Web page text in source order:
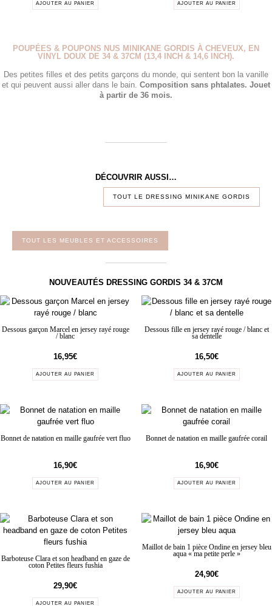
AJOUTER AU PANIER AJOUTER AU PANIER
POUPÉES & POUPONS NUS MINIKANE GORDIS À CHEVEUX, EN
VINYL DOUX DE 34 & 37CM (13,4 INCH & 14,6 INCH).
Des petites filles et des petits garçons du monde, qui sentent bon la vanille
et qui peuvent aussi aller dans le bain. Composition sans phtalates. Jouet
à partir de 36 mois.
DÉCOUVRIR AUSSI…
TOUT LE DRESSING MINIKANE GORDIS
TOUT LES MEUBLES ET ACCESSOIRES
NOUVEAUTÉS DRESSING GORDIS 34 & 37CM
Dessous garçon Marcel en jersey rayé rouge
/ blanc
16,95€
AJOUTER AU PANIER
Dessous fille en jersey rayé rouge / blanc et
sa dentelle
16,50€
AJOUTER AU PANIER
Bonnet de natation en maille gaufrée vert fluo
16,90€
AJOUTER AU PANIER
Bonnet de natation en maille gaufrée corail
16,90€
AJOUTER AU PANIER
Barboteuse Clara et son headband en gaze de
coton Petites fleurs fushia
29,90€
AJOUTER AU PANIER
Maillot de bain 1 pièce Ondine en jersey bleu
aqua « ma petite perle »
24,90€
AJOUTER AU PANIER